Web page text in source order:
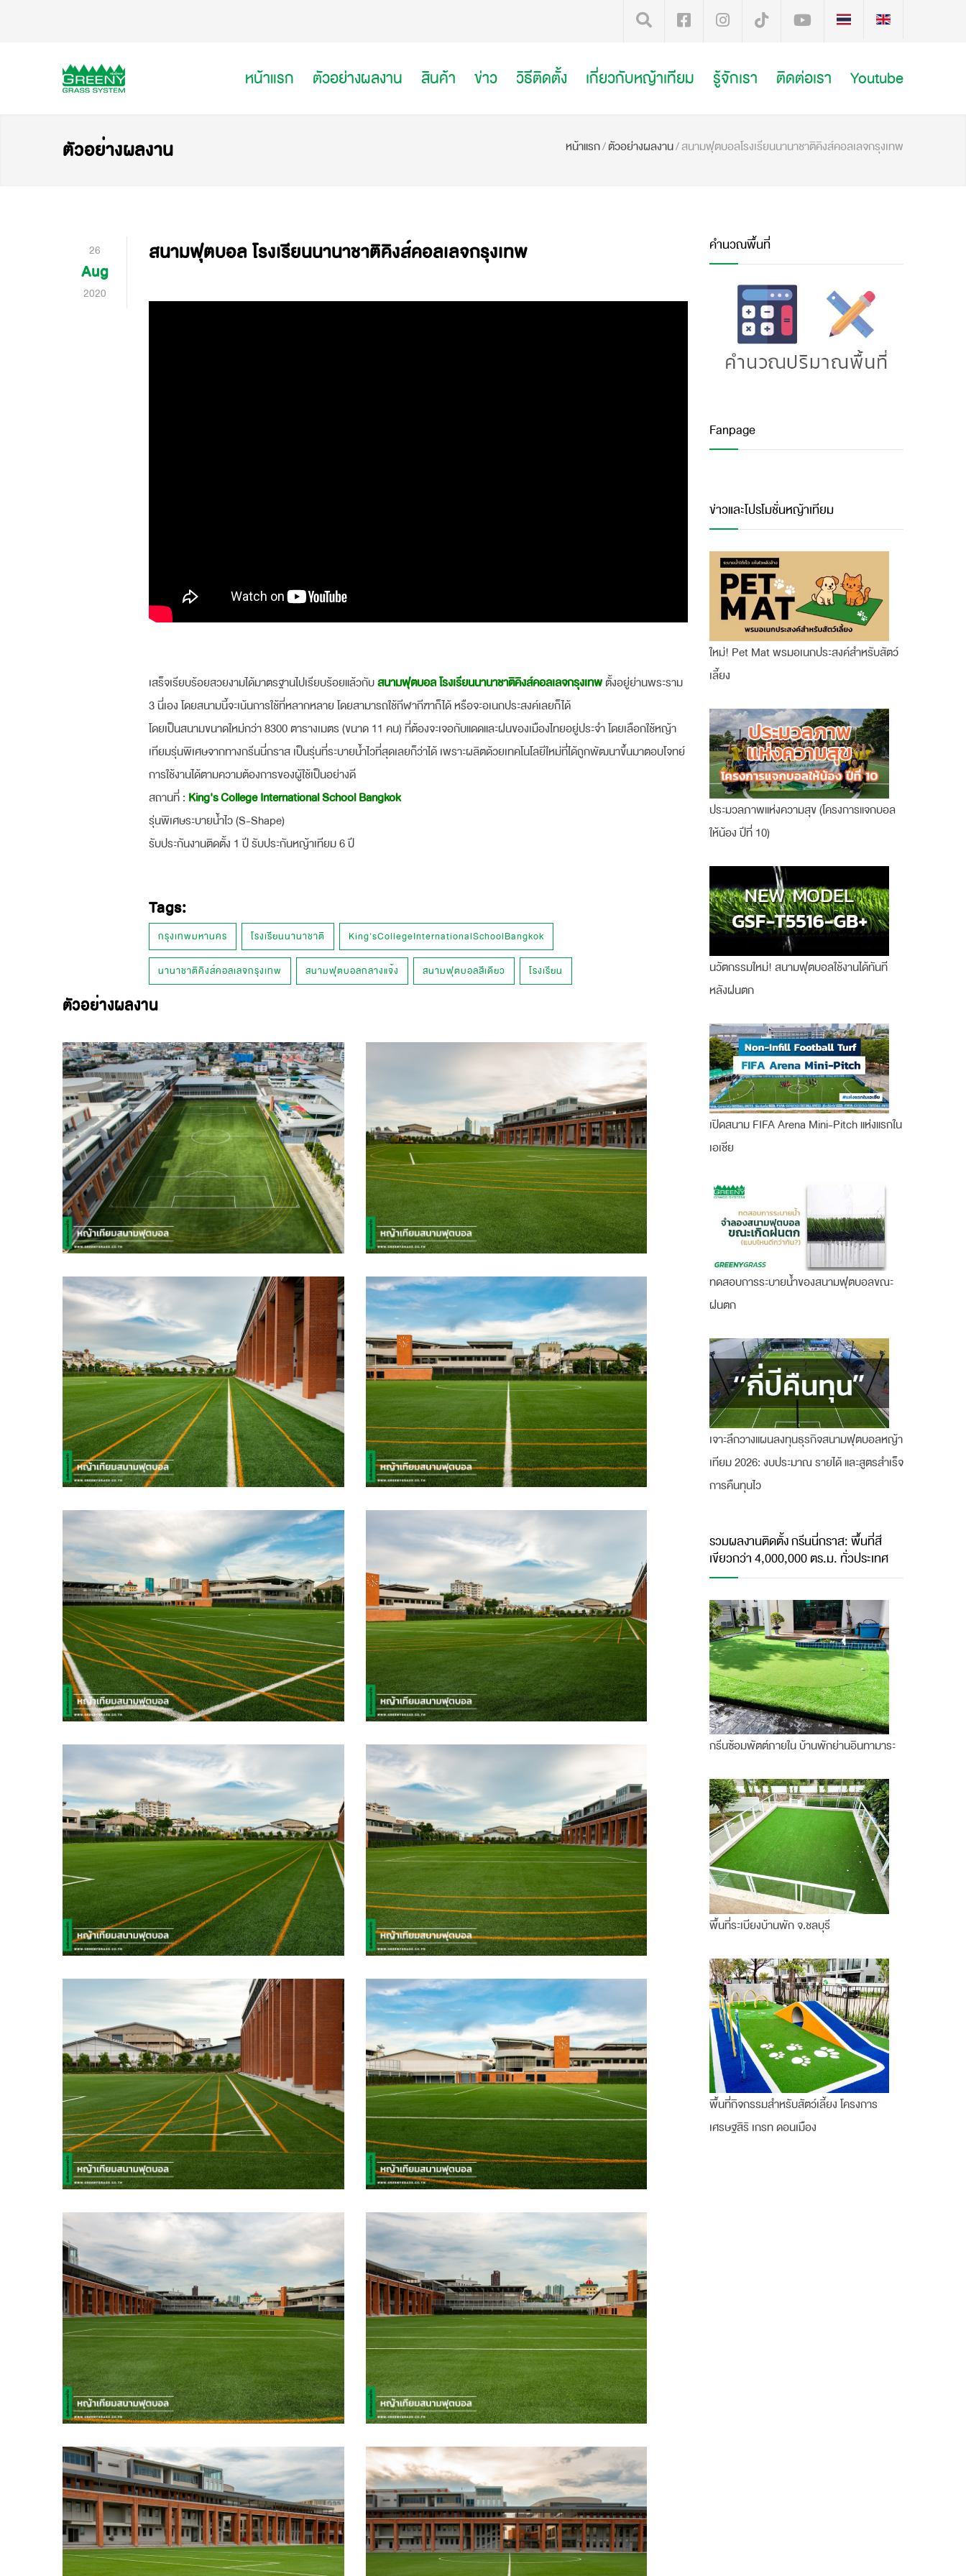
หน้าแรก ตัวอย่างผลงาน สินค้า ข่าว วิธีติดตั้ง เกี่ยวกับหญ้าเทียม รู้จักเรา ติดต่อเรา Youtube
ตัวอย่างผลงาน หน้าแรก/ตัวอย่างผลงาน/สนามฟุตบอลโรงเรียนนานาชาติคิงส์คอลเลจกรุงเทพ
26
Aug
2020
สนามฟุตบอล โรงเรียนนานาชาติคิงส์คอลเลจกรุงเทพ
เสร็จเรียบร้อยสวยงามได้มาตรฐานไปเรียบร้อยแล้วกับสนามฟุตบอล โรงเรียนนานาชาติคิงส์คอลเลจกรุงเทพตั้งอยู่ย่านพระราม
3 นี่เอง โดยสนามนี้จะเน้นการใช้ที่หลากหลาย โดยสามารถใช้กีฬากีฑาก็ได้ หรือจะอเนกประสงค์เลยก็ได้
โดยเป็นสนามขนาดใหม่กว่า 8300 ตารางเมตร (ขนาด 11 คน) ที่ต้องจะเจอกับแดดและฝนของเมืองไทยอยู่ประจำ โดยเลือกใช้หญ้า
เทียมรุ่นพิเศษจากทางกรีนนี่กราส เป็นรุ่นที่ระบายน้ำไวที่สุดเลยก็ว่าได้ เพราะผลิตด้วยเทคโนโลยีใหม่ที่ได้ถูกพัฒนาขึ้นมาตอบโจทย์
การใช้งานได้ตามความต้องการของผู้ใช้เป็นอย่างดี
สถานที่ : King's College International School Bangkok
รุ่นพิเศษระบายน้ำไว (S-Shape)
รับประกันงานติดตั้ง 1 ปี รับประกันหญ้าเทียม 6 ปี
Tags:
กรุงเทพมหานคร โรงเรียนนานาชาติ King'sCollegeInternationalSchoolBangkok
นานาชาติคิงส์คอลเลจกรุงเทพ สนามฟุตบอลกลางแจ้ง สนามฟุตบอลสีเดียว โรงเรียน
ตัวอย่างผลงาน
คำนวณพื้นที่
Fanpage
ข่าวและโปรโมชั่นหญ้าเทียม
ใหม่! Pet Mat พรมอเนกประสงค์สำหรับสัตว์
เลี้ยง
ประมวลภาพแห่งความสุข (โครงการแจกบอล
ให้น้อง ปีที่ 10)
นวัตกรรมใหม่! สนามฟุตบอลใช้งานได้ทันที
หลังฝนตก
เปิดสนาม FIFA Arena Mini-Pitch แห่งแรกใน
เอเชีย
ทดสอบการระบายน้ำของสนามฟุตบอลขณะ
ฝนตก
เจาะลึกวางแผนลงทุนธุรกิจสนามฟุตบอลหญ้า
เทียม 2026: งบประมาณ รายได้ และสูตรสำเร็จ
การคืนทุนไว
รวมผลงานติดตั้ง กรีนนี่กราส: พื้นที่สี
เขียวกว่า 4,000,000 ตร.ม. ทั่วประเทศ
กรีนซ้อมพัตต์ภายใน บ้านพักย่านอินทามาระ
พื้นที่ระเบียงบ้านพัก จ.ชลบุรี
พื้นที่กิจกรรมสำหรับสัตว์เลี้ยง โครงการ
เศรษฐสิริ เกรท ดอนเมือง